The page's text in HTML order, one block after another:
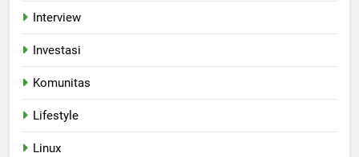
Interview
Investasi
Komunitas
Lifestyle
Linux